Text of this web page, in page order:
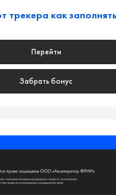
трекера как
Перейти
Забрать бонус